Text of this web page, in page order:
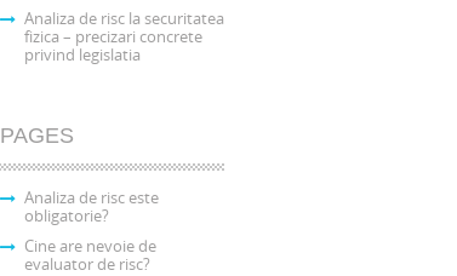
Analiza de risc la securitatea
fizica – precizari concrete
privind legislatia
PAGES
Analiza de risc este
obligatorie?
Cine are nevoie de
evaluator de risc?